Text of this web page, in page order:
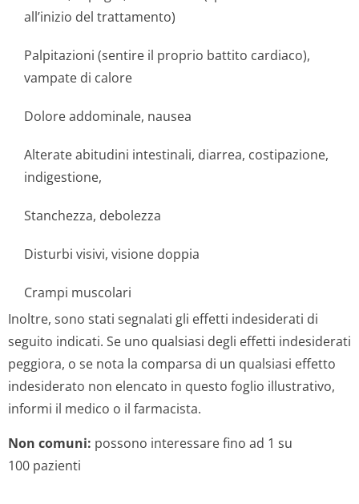
all’inizio del trattamento)
Palpitazioni (sentire il proprio battito cardiaco),
vampate di calore
Dolore addominale, nausea
Alterate abitudini intestinali, diarrea, costipazione,
indigestione,
Stanchezza, debolezza
Disturbi visivi, visione doppia
Crampi muscolari
Inoltre, sono stati segnalati gli effetti indesiderati di
seguito indicati. Se uno qualsiasi degli effetti indesiderati
peggiora, o se nota la comparsa di un qualsiasi effetto
indesiderato non elencato in questo foglio illustrativo,
informi il medico o il farmacista.
Non comuni: possono interessare fino ad 1 su
100 pazienti